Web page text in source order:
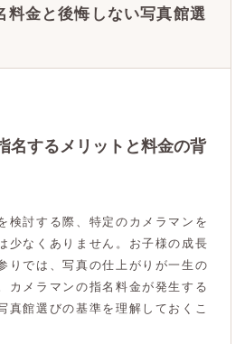
料金と後悔しない写真館選
名するメリットと料金の背
検討する際、特定のカメラマンを
少なくありません。お子様の成長
りでは、写真の仕上がりが一生の
カメラマンの指名料金が発生する
真館選びの基準を理解しておくこ